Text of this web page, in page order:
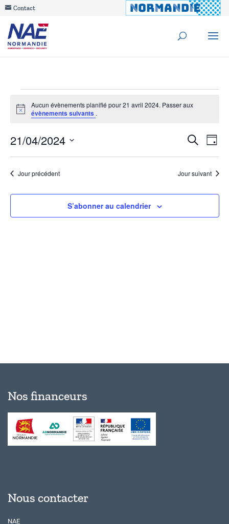
Contact
Évènements
for
21
avril
2024
Notice
Aucun évènements planifié pour 21 avril 2024. Passer aux
évènements suivants .
et
vues
Recherche
de
Jour
21/04/2024
Sélectionnez
uneJour précédent Jour suivant
S’abonner au calendrier
Nos financeurs
Nous contacter
NAE